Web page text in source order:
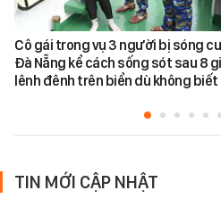
Cô gái trong vụ 3 người bị sóng
Đà Nẵng kể cách sống sót sau 8
lênh đênh trên biển dù không biết
TIN MỚI CẬP NHẬT